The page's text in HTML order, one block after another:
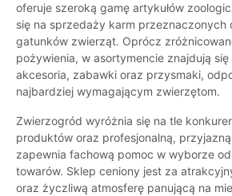
oferuje szeroką gamę artykułów
się na sprzedaży karm przeznaczonych
gatunków zwierząt. Oprócz
pożywienia, w asortymencie znajdują
akcesoria, zabawki oraz przysmaki,
najbardziej wymagającym zwierzętom.
Zwierzogród wyróżnia się na tle
produktów oraz profesjonalną, przyjazną
zapewnia fachową pomoc w wyborze
towarów. Sklep ceniony jest za
oraz życzliwą atmosferę panującą na